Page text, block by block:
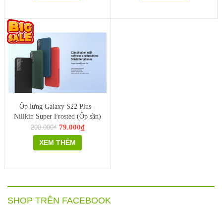
Ốp lưng Galaxy S22 Plus -
Nillkin Super Frosted (Ốp sần)
200.000₫ 79.000₫
XEM THÊM
SHOP TRÊN FACEBOOK